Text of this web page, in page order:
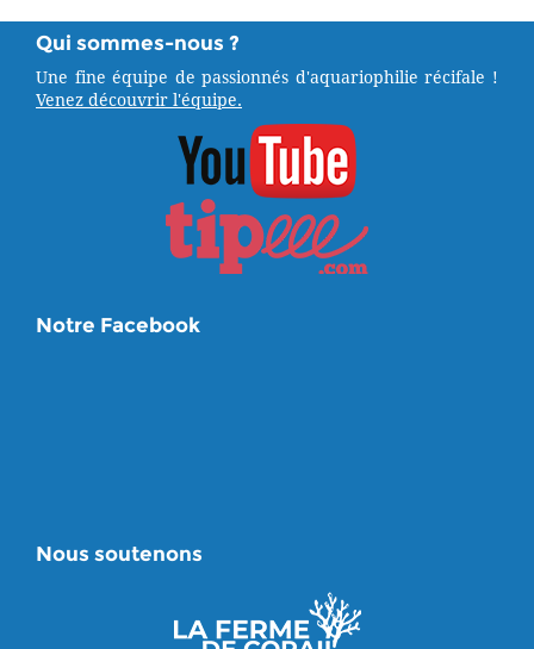
Qui sommes-nous ?
Une fine équipe de passionnés d'aquariophilie récifale !
Venez découvrir l'équipe.
Notre Facebook
Nous soutenons